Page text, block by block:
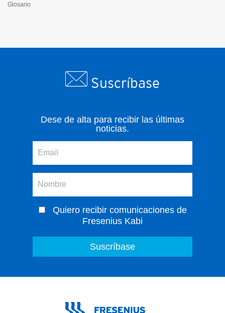
Glosario
Suscríbase
Dese de alta para recibir las últimas
noticias.
Quiero recibir comunicaciones de
Fresenius Kabi